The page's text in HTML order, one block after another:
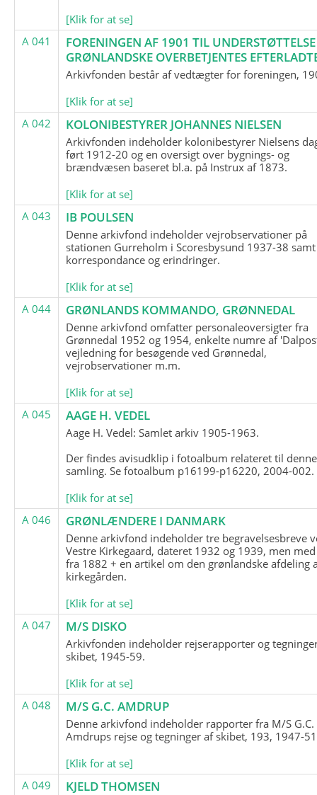
[Klik for at se]
A 041
FORENINGEN AF 1901 TIL
GRØNLANDSKE OVERBETJENTES
Arkivfonden består af vedtægter for foreningen,
[Klik for at se]
A 042
KOLONIBESTYRER JOHANNES NIELSEN
Arkivfonden indeholder kolonibestyrer Nielsens
ført 1912-20 og en oversigt over bygnings- og
brændvæsen baseret bl.a. på Instrux af 1873.
[Klik for at se]
A 043
IB POULSEN
Denne arkivfond indeholder vejrobservationer på
stationen Gurreholm i Scoresbysund 1937-38 samt
korrespondance og erindringer.
[Klik for at se]
A 044
GRØNLANDS KOMMANDO, GRØNNEDAL
Denne arkivfond omfatter personaleoversigter fra
Grønnedal 1952 og 1954, enkelte numre af
vejledning for besøgende ved Grønnedal,
vejrobservationer m.m.
[Klik for at se]
A 045
AAGE H. VEDEL
Aage H. Vedel: Samlet arkiv 1905-1963.
Der findes avisudklip i fotoalbum relateret til denne
samling. Se fotoalbum p16199-p16220, 2004-002.
[Klik for at se]
A 046
GRØNLÆNDERE I DANMARK
Denne arkivfond indeholder tre begravelsesbreve
Vestre Kirkegaard, dateret 1932 og 1939, men
fra 1882 + en artikel om den grønlandske afdeling
kirkegården.
[Klik for at se]
A 047
M/S DISKO
Arkivfonden indeholder rejserapporter og
skibet, 1945-59.
[Klik for at se]
A 048
M/S G.C. AMDRUP
Denne arkivfond indeholder rapporter fra M/S G.C.
Amdrups rejse og tegninger af skibet, 193, 1947-
[Klik for at se]
A 049
KJELD THOMSEN